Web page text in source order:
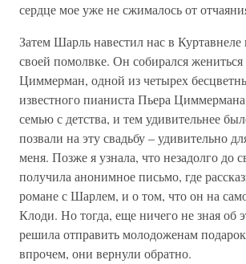
сердце мое уже не сжималось от
Затем Шарль навестил нас в
своей помолвке. Он собирался
Циммерман, одной из четырех
известного пианиста Пьера
семью с детства, и тем удивительнее
позвали на эту свадьбу – удивительно
меня. Позже я узнала, что незадолго до
получила анонимное письмо, где
романе с Шарлем, и о том, что он на
Клоди. Но тогда, еще ничего не зная об
решила отправить молодоженам
впрочем, они вернули обратно.